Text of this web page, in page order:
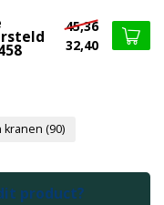
45,36
32,40
kranen (90)
product?